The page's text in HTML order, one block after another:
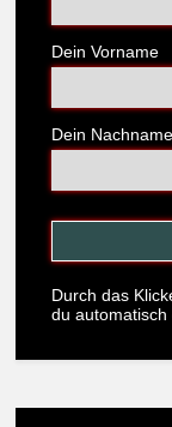
Dein Vorname
Dein Nachname
Durch das
du automatisch